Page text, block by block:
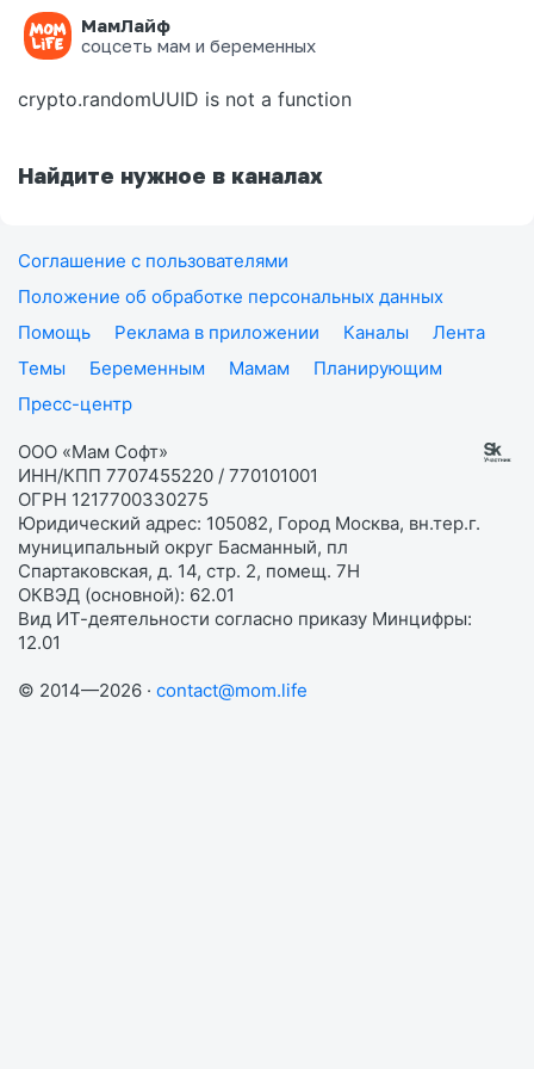
МамЛайф
соцсеть мам и беременных
Ошибка на странице
crypto.randomUUID is not a function
Найдите нужное в каналах
Соглашение с пользователями
Положение об обработке персональных данных
Помощь
Реклама в приложении Каналы
Лента
Темы
Беременным Мамам
Планирующим
Пресс-центр
ООО «Мам Софт»
ИНН/КПП 7707455220 / 770101001
ОГРН 1217700330275
Юридический адрес: 105082, Город Москва, вн.тер.г.
муниципальный округ Басманный, пл
Спартаковская, д. 14, стр. 2, помещ. 7Н
ОКВЭД (основной): 62.01
Вид ИТ-деятельности согласно приказу Минцифры:
12.01
© 2014—2026 · contact@mom.life